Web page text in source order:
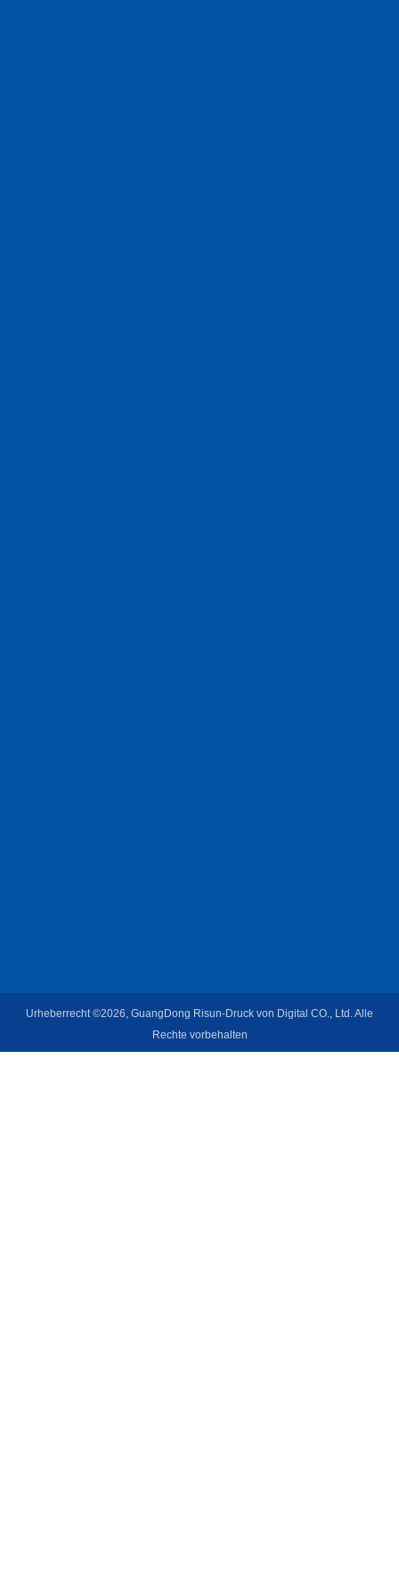
Urheberrecht ©2026, GuangDong Risun-Druck von Digital CO., Ltd. Alle
Rechte vorbehalten